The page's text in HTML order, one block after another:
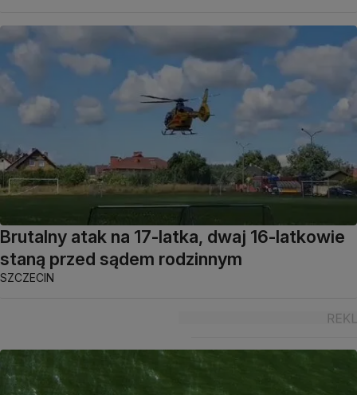
Brutalny atak na 17-latka, dwaj 16-latkowie
staną przed sądem rodzinnym
SZCZECIN